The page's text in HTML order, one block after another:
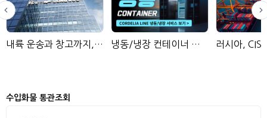
내륙 운송과 창고까지, 동우국제 냉동/냉장 컨테이너 운송 서비스 보기
수입화물 통관조회